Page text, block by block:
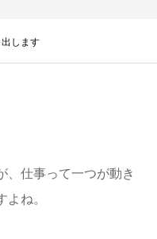
します
、仕事って一つが動き
ね。